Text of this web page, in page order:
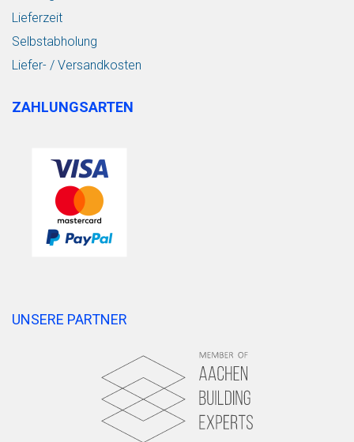
Lieferzeit
Selbstabholung
Liefer- / Versandkosten
ZAHLUNGSARTEN
UNSERE PARTNER